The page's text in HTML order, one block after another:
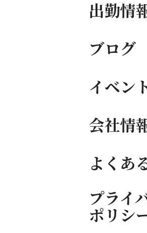
出勤情
ブログ
イベン
会社情
よくあ
プライ
ポリシ